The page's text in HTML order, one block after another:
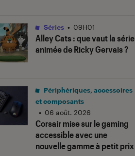
Alley Cats: que vaut la série
animée de Ricky Gervais ?
Séries • 09H01
Corsair mise sur le gaming
accessible avec une
nouvelle gamme à petit prix
Périphériques, accessoires
et composants
• 06 août. 2026